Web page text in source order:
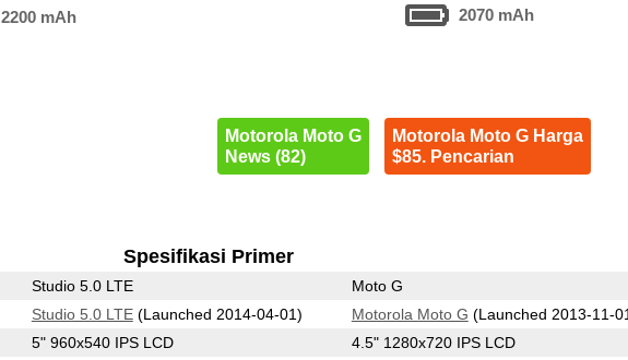
2200 mAh 2070 mAh
Motorola Moto G
News (82)
Motorola Moto G Harga
$85. Pencarian
Spesifikasi Primer
Studio 5.0 LTE Moto G
Studio 5.0 LTE(Launched 2014-04-01) Motorola Moto G (Launched 2013-11-
5" 960x540 IPS LCD 4.5" 1280x720 IPS LCD